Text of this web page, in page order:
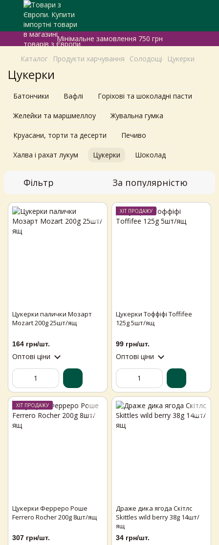
Мінімальне замовлення 750 грн
Каталог Продукти харчування Солодощі Цукерки
Цукерки
Батончики Вафлі Горіхові та шоколадні пасти
Желейки та маршмеллоу Жувальна гумка
Круасани, торти та десерти Печиво
Халва і рахат лукум Цукерки Шоколад
Фільтр За популярністю
Цукерки палички Мозарт
Mozart 200g 25шт/ящ
164 грн/шт.
Оптові ціни
ХІТ ПРОДАЖУ
Цукерки Тоффіфі Toffifee
125g 5шт/ящ
99 грн/шт.
Оптові ціни
ХІТ ПРОДАЖУ
Цукерки Ферреро Роше
Ferrero Rocher 200g 8шт/ящ
307 грн/шт.
Драже дика ягода Скітлс
Skittles wild berry 38g 14шт/
ящ
34 грн/шт.